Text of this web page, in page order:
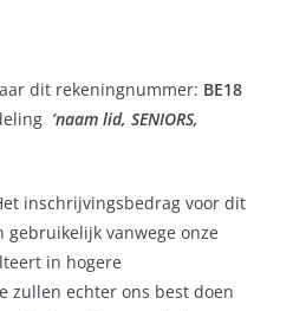
dit rekeningnummer: BE18
‘naam lid, SENIORS,
inschrijvingsbedrag voor dit
gebruikelijk vanwege onze
in hogere
zullen echter ons best doen